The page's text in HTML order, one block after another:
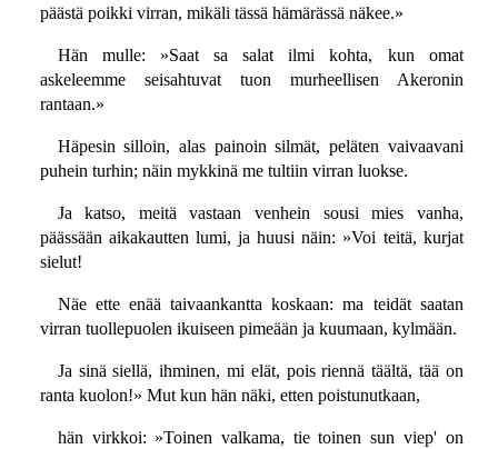
päästä poikki virran, mikäli tässä hämärässä näkee.»
Hän mulle: »Saat sa salat ilmi kohta, kun omat
askeleemme seisahtuvat tuon murheellisen Akeronin
rantaan.»
Häpesin silloin, alas painoin silmät, peläten vaivaavani
puhein turhin; näin mykkinä me tultiin virran luokse.
Ja katso, meitä vastaan venhein sousi mies vanha,
päässään aikakautten lumi, ja huusi näin: »Voi teitä, kurjat
sielut!
Näe ette enää taivaankantta koskaan: ma teidät saatan
virran tuollepuolen ikuiseen pimeään ja kuumaan, kylmään.
Ja sinä siellä, ihminen, mi elät, pois riennä täältä, tää on
ranta kuolon!» Mut kun hän näki, etten poistunutkaan,
hän virkkoi: »Toinen valkama, tie toinen sun viep' on